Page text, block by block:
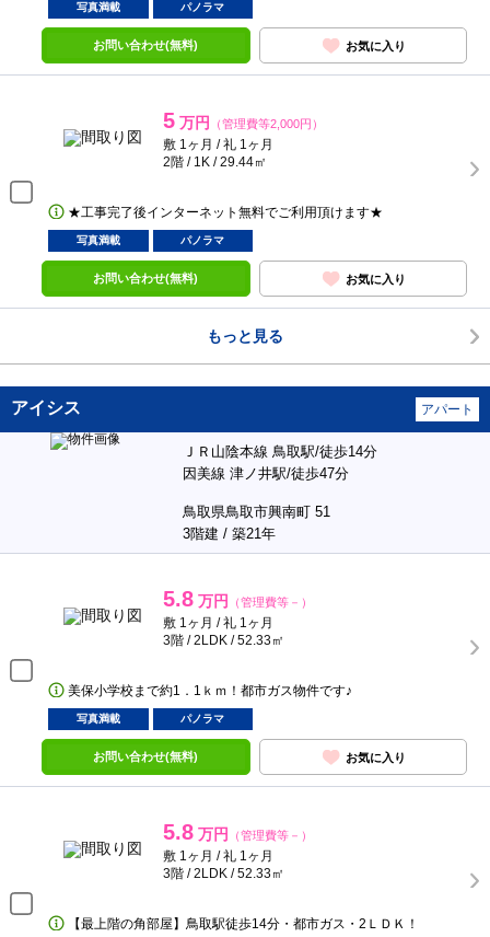
写真満載 パノラマ
お問い合わせ(無料) お気に入り
5 万円 （管理費等2,000円）
敷 1ヶ月 / 礼 1ヶ月
2階 / 1K / 29.44㎡
★工事完了後インターネット無料でご利用頂けます★
写真満載 パノラマ
お問い合わせ(無料) お気に入り
もっと見る
アイシス アパート
ＪＲ山陰本線 鳥取駅/徒歩14分
因美線 津ノ井駅/徒歩47分
鳥取県鳥取市興南町 51
3階建 / 築21年
5.8 万円 （管理費等－）
敷 1ヶ月 / 礼 1ヶ月
3階 / 2LDK / 52.33㎡
美保小学校まで約1．1ｋｍ！都市ガス物件です♪
写真満載 パノラマ
お問い合わせ(無料) お気に入り
5.8 万円 （管理費等－）
敷 1ヶ月 / 礼 1ヶ月
3階 / 2LDK / 52.33㎡
【最上階の角部屋】鳥取駅徒歩14分・都市ガス・2ＬＤＫ！